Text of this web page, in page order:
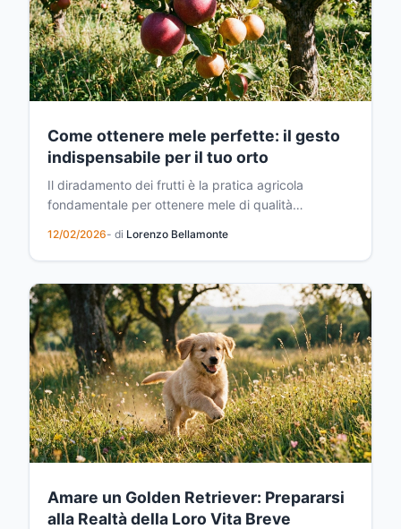
Come ottenere mele perfette: il gesto
indispensabile per il tuo orto
Il diradamento dei frutti è la pratica agricola
fondamentale per ottenere mele di qualità
consenti all'albero di concentrare le sue risorse sui
frutti migliori, ottenendo risultati straordinari.
12/02/2026- di Lorenzo Bellamonte
Amare un Golden Retriever: Prepararsi
alla Realtà della Loro Vita Breve